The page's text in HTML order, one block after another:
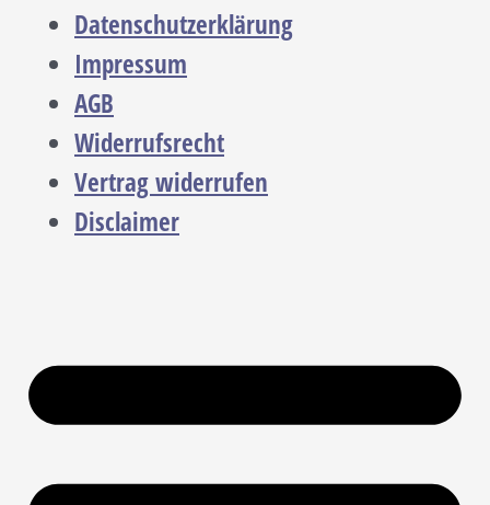
Datenschutzerklärung
Impressum
AGB
Widerrufsrecht
Vertrag widerrufen
Disclaimer